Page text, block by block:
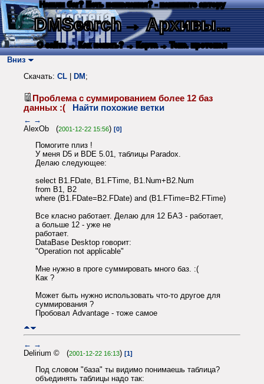
Нашли баг? Есть пожелания? - напишите автору
DMSearch→ Архивы...
О сайте → Как искать? → Карта → Текс. протокол
Вниз
Скачать: CL DM ;
Проблема с суммированием более 12 баз
данных :(
Найти похожие ветки
← →
AlexOb (2001-12-22 15:56) [0]
Помогите плиз !
У меня D5 и BDE 5.01, таблицы Paradox.
Делаю следующее:
select B1.FDate, B1.FTime, B1.Num+B2.Num
from B1, B2
where (B1.FDate=B2.FDate) and (B1.FTime=B2.FTime)
Все класно работает. Делаю для 12 БАЗ - работает,
а больше 12 - уже не
работает.
DataBase Desktop говорит:
"Operation not applicable"
Мне нужно в проге суммировать много баз. :(
Как ?
Может быть нужно использовать что-то другое для
суммирования ?
Пробовал Advantage - тоже самое
← →
Delirium © (2001-12-22 16:13) [1]
Под словом "база" ты видимо понимаешь таблица?
объединять таблицы надо так: